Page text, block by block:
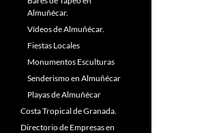
Almuñécar.
Vídeos de Almuñécar.
Fiestas Locales
Monumentos Esculturas
Senderismo en Almuñécar
Playas de Almuñécar
Costa Tropical de Granada.
Directorio de Empresas en